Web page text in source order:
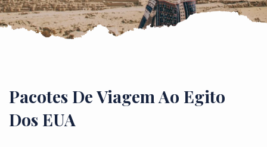
Pacotes De Viagem Ao Egito
Dos EUA